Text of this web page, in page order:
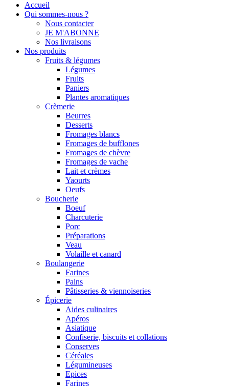
Accueil
Qui sommes-nous ?
Nous contacter
JE M'ABONNE
Nos livraisons
Nos produits
Fruits & légumes
Légumes
Fruits
Paniers
Plantes aromatiques
Crèmerie
Beurres
Desserts
Fromages blancs
Fromages de bufflones
Fromages de chèvre
Fromages de vache
Lait et crèmes
Yaourts
Oeufs
Boucherie
Boeuf
Charcuterie
Porc
Préparations
Veau
Volaille et canard
Boulangerie
Farines
Pains
Pâtisseries & viennoiseries
Épicerie
Aides culinaires
Apéros
Asiatique
Confiserie, biscuits et collations
Conserves
Céréales
Légumineuses
Epices
Farines